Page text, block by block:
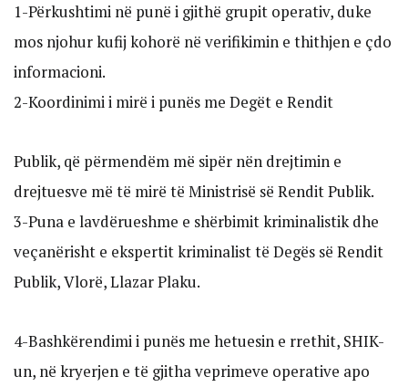
1-Përkushtimi në punë i gjithë grupit operativ, duke
mos njohur kufij kohorë në verifikimin e thithjen e çdo
informacioni.
2-Koordinimi i mirë i punës me Degët e Rendit
Publik, që përmendëm më sipër nën drejtimin e
drejtuesve më të mirë të Ministrisë së Rendit Publik.
3-Puna e lavdërueshme e shërbimit kriminalistik dhe
veçanërisht e ekspertit kriminalist të Degës së Rendit
Publik, Vlorë, Llazar Plaku.
4-Bashkërendimi i punës me hetuesin e rrethit, SHIK-
un, në kryerjen e të gjitha veprimeve operative apo